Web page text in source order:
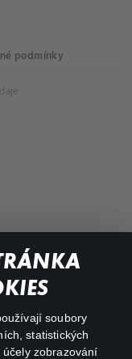
soubory
statistických
zobrazování
podmínky